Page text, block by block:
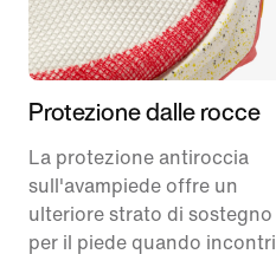
Protezione dalle rocce
La protezione antiroccia
sull'avampiede offre un
ulteriore strato di sostegno
per il piede quando incontri